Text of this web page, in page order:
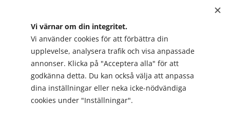
Vi värnar om din integritet.
Vi använder cookies för att förbättra din
upplevelse, analysera trafik och visa anpassade
annonser. Klicka på "Acceptera alla" för att
godkänna detta. Du kan också välja att anpassa
dina inställningar eller neka icke-nödvändiga
cookies under "Inställningar".